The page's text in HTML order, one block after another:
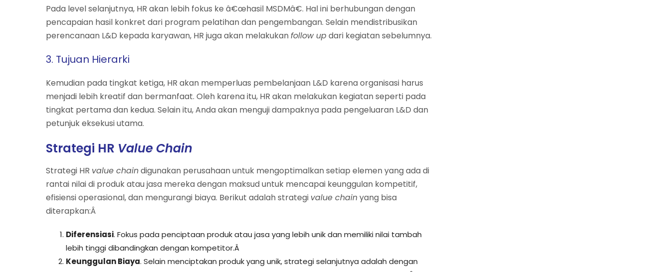
Pada level selanjutnya, HR akan lebih fokus ke â€œhasil MSDMâ€. Hal ini berhubungan dengan
pencapaian hasil konkret dari program pelatihan dan pengembangan. Selain mendistribusikan
perencanaan L&D kepada karyawan, HR juga akan melakukanfollow updari kegiatan sebelumnya.
3. Tujuan Hierarki
Kemudian pada tingkat ketiga, HR akan memperluas pembelanjaan L&D karena organisasi harus
menjadi lebih kreatif dan bermanfaat. Oleh karena itu, HR akan melakukan kegiatan seperti pada
tingkat pertama dan kedua. Selain itu, Anda akan menguji dampaknya pada pengeluaran L&D dan
petunjuk eksekusi utama.
Strategi HR Value Chain
Strategi HR value chaindigunakan perusahaan untuk mengoptimalkan setiap elemen yang ada di
rantai nilai di produk atau jasa mereka dengan maksud untuk mencapai keunggulan kompetitif,
efisiensi operasional, dan mengurangi biaya. Berikut adalah strategi value chainyang bisa
diterapkan:Â
Diferensiasi. Fokus pada penciptaan produk atau jasa yang lebih unik dan memiliki nilai tambah
lebih tinggi dibandingkan dengan kompetitor.Â
Keunggulan Biaya. Selain menciptakan produk yang unik, strategi selanjutnya adalah dengan